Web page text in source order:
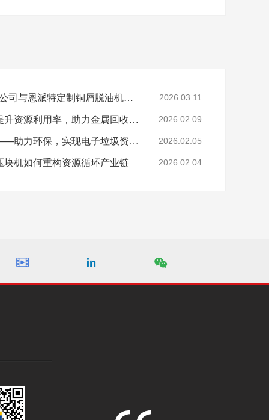
陕西SR新材料股份有限公司与恩派特定制铜屑脱油机案例 2026.03.11
恩派特钢屑压块机——提升资源利用率，助力金属回收产业升级！ 2026.02.09
恩派特电子垃圾破碎机——助力环保，实现电子垃圾资源化关键利器！ 2026.02.05
机如何重构资源循环产业链 2026.02.04